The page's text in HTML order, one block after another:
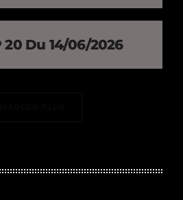
20 Du 14/06/2026